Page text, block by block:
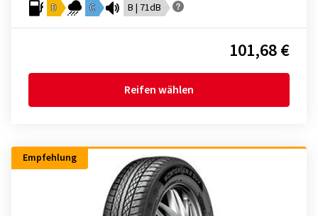
D C B | 71dB
101,68 €
Reifen wählen
Empfehlung